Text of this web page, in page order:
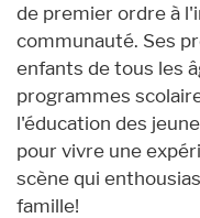
de premier ordre à
communauté. Ses
enfants de tous les
programmes
l'éducation des
pour vivre une
scène qui
famille!